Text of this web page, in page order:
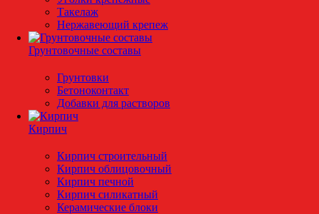
Такелаж
Нержавеющий крепеж
Грунтовочные составы
Грунтовки
Бетоноконтакт
Добавки для растворов
Кирпич
Кирпич строительный
Кирпич облицовочный
Кирпич печной
Кирпич силикатный
Керамические блоки